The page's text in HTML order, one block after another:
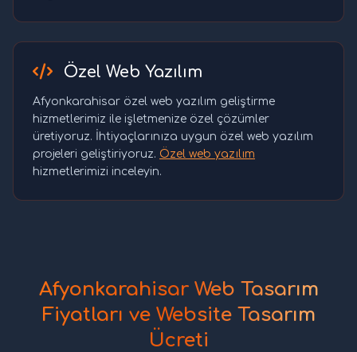
Özel Web Yazılım
Afyonkarahisar özel web yazılım geliştirme
hizmetlerimiz ile işletmenize özel çözümler
üretiyoruz. İhtiyaçlarınıza uygun özel web yazılım
projeleri geliştiriyoruz. Özel web yazılım
hizmetlerimizi inceleyin.
Afyonkarahisar Web Tasarım
Fiyatları ve Website Tasarım
Ücreti